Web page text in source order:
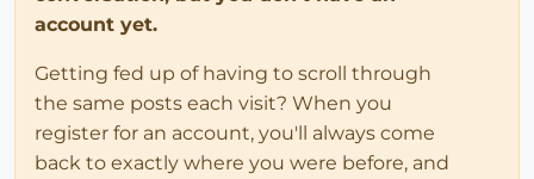
account yet.
Getting fed up of having to scroll through
the same posts each visit? When you
register for an account, you'll always come
back to exactly where you were before, and